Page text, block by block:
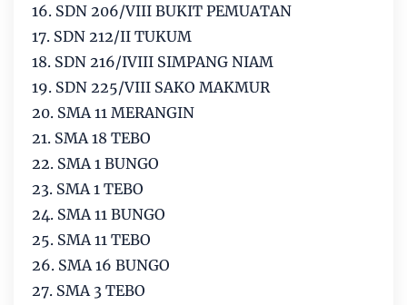
16. SDN 206/VIII BUKIT PEMUATAN
17. SDN 212/II TUKUM
18. SDN 216/IVIII SIMPANG NIAM
19. SDN 225/VIII SAKO MAKMUR
20. SMA 11 MERANGIN
21. SMA 18 TEBO
22. SMA 1 BUNGO
23. SMA 1 TEBO
24. SMA 11 BUNGO
25. SMA 11 TEBO
26. SMA 16 BUNGO
27. SMA 3 TEBO